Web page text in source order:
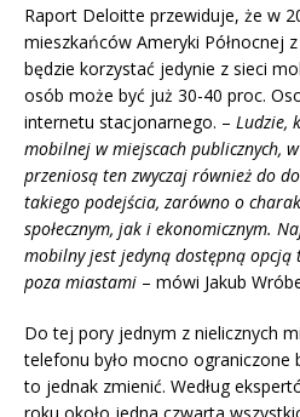
Raport Deloitte przewiduje, że w
mieszkańców Ameryki Północnej
będzie korzystać jedynie z sieci
osób może być już 30-40 proc.
internetu stacjonarnego. – Ludzie,
mobilnej w miejscach publicznych,
przeniosą ten zwyczaj również do
takiego podejścia, zarówno o
społecznym, jak i ekonomicznym.
mobilny jest jedyną dostępną opcją
poza miastami – mówi Jakub
Do tej pory jednym z nielicznych
telefonu było mocno ograniczone
to jednak zmienić. Według